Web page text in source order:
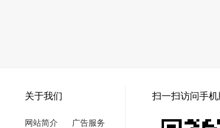
关于我们
网站简介
广告服务
扫一扫访问手机